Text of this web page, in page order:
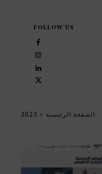
FOLLOW US
الصفحة الرئيسية 2023